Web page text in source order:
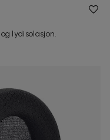
lydisolasjon.